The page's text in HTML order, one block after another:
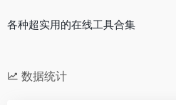
各种超实用的在线工具合集
数据统计